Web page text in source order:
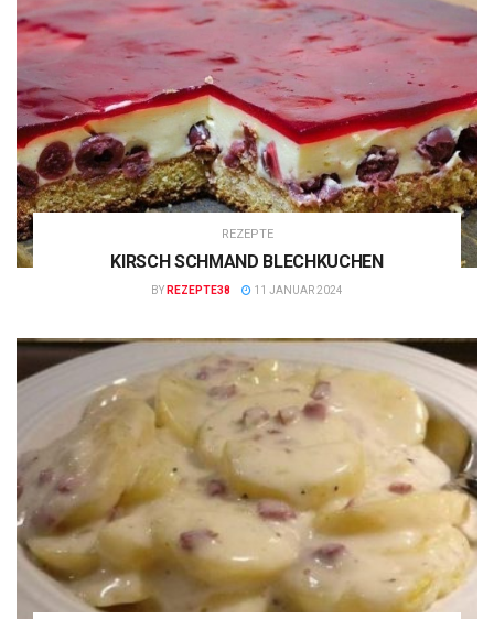
REZEPTE
KIRSCH SCHMAND BLECHKUCHEN
BY REZEPTE38 11 JANUAR 2024